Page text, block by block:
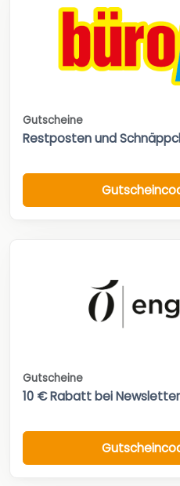
Gutscheine
Restposten und
Gutscheine
10 € Rabatt bei